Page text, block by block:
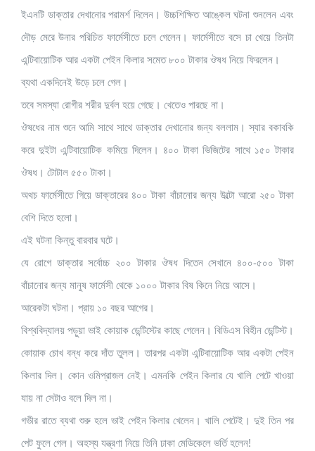
ইএনটি ডাক্তার দেখানোর পরামর্শ দিলেন। উচ্চশিক্ষিত আঙ্কেল ঘটনা শুনলেন এবং
দৌড় মেরে উনার পরিচিত ফার্মেসীতে চলে গেলেন। ফার্মেসীতে বসে চা খেয়ে তিনটা
এন্টিবায়োটিক আর একটা পেইন কিলার সমেত ৮০০ টাকার ঔষধ নিয়ে ফিরলেন।
ব্যথা একদিনেই উড়ে চলে গেল।
তবে সমস্যা রোগীর শরীর দুর্বল হয়ে গেছে। খেতেও পারছে না।
ঔষধের নাম শুনে আমি সাথে সাথে ডাক্তার দেখানোর জন্য বললাম। স্যার বকাবকি
করে দুইটা এন্টিবায়োটিক কমিয়ে দিলেন। ৪০০ টাকা ভিজিটের সাথে ১৫০ টাকার
ঔষধ। টোটাল ৫৫০ টাকা।
অথচ ফার্মেসীতে গিয়ে ডাক্তারের ৪০০ টাকা বাঁচানোর জন্য উল্টো আরো ২৫০ টাকা
বেশি দিতে হলো।
এই ঘটনা কিন্তু বারবার ঘটে।
যে রোগে ডাক্তার সর্বোচ্চ ২০০ টাকার ঔষধ দিতেন সেখানে ৪০০-৫০০ টাকা
বাঁচানোর জন্য মানুষ ফার্মেসী থেকে ১০০০ টাকার বিষ কিনে নিয়ে আসে।
আরেকটা ঘটনা। প্রায় ১০ বছর আগের।
বিশ্ববিদ্যালয় পড়ুয়া ভাই কোয়াক ডেন্টিস্টের কাছে গেলেন। বিডিএস বিহীন ডেন্টিস্ট।
কোয়াক চোখ বন্ধ করে দাঁত তুলল। তারপর একটা এন্টিবায়োটিক আর একটা পেইন
কিলার দিল। কোন ওমিপ্রাজল নেই। এমনকি পেইন কিলার যে খালি পেটে খাওয়া
যায় না সেটাও বলে দিল না।
গভীর রাতে ব্যথা শুরু হলে ভাই পেইন কিলার খেলেন। খালি পেটেই। দুই তিন পর
পেট ফুলে গেল। অহস্য যন্ত্রণা নিয়ে তিনি ঢাকা মেডিকেলে ভর্তি হলেন!